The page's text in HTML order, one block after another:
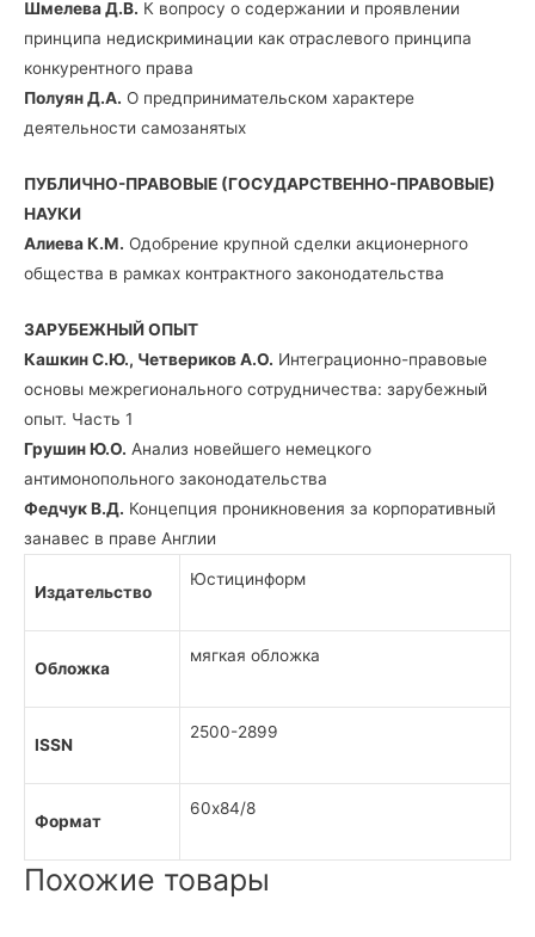
Шмелева Д.В. К вопросу о содержании и проявлении
принципа недискриминации как отраслевого принципа
конкурентного права
Полуян Д.А. О предпринимательском характере
деятельности самозанятых
ПУБЛИЧНО-ПРАВОВЫЕ (ГОСУДАРСТВЕННО-ПРАВОВЫЕ)
НАУКИ
Алиева К.М. Одобрение крупной сделки акционерного
общества в рамках контрактного законодательства
ЗАРУБЕЖНЫЙ ОПЫТ
Кашкин С.Ю., Четвериков А.О. Интеграционно-правовые
основы межрегионального сотрудничества: зарубежный
опыт. Часть 1
Грушин Ю.О. Анализ новейшего немецкого
антимонопольного законодательства
Федчук В.Д. Концепция проникновения за корпоративный
занавес в праве Англии
Издательство
Юстицинформ
Обложка
мягкая обложка
ISSN
2500-2899
Формат
60х84/8
Похожие товары